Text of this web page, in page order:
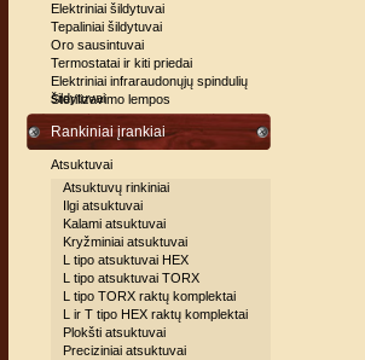
Elektriniai šildytuvai
Tepaliniai šildytuvai
Oro sausintuvai
Termostatai ir kiti priedai
Elektriniai infraraudonųjų spindulių
šildytuvai
Sterilizavimo lempos
Rankiniai įrankiai
Atsuktuvai
Atsuktuvų rinkiniai
Ilgi atsuktuvai
Kalami atsuktuvai
Kryžminiai atsuktuvai
L tipo atsuktuvai HEX
L tipo atsuktuvai TORX
L tipo TORX raktų komplektai
L ir T tipo HEX raktų komplektai
Plokšti atsuktuvai
Preciziniai atsuktuvai